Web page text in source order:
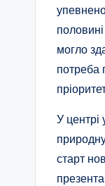
могло
потреба
У центрі
старт